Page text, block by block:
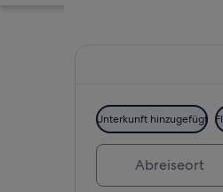
Unterkunft hinzugefügt